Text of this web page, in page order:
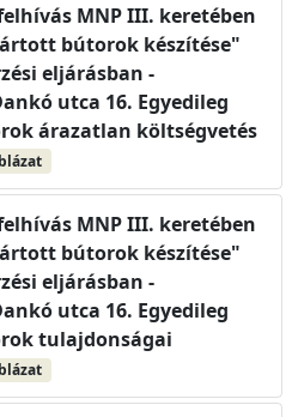
MNP III. keretében
bútorok készítése"
eljárásban -
utca 16. Egyedileg
árazatlan költségvetés
MNP III. keretében
bútorok készítése"
eljárásban -
utca 16. Egyedileg
tulajdonságai